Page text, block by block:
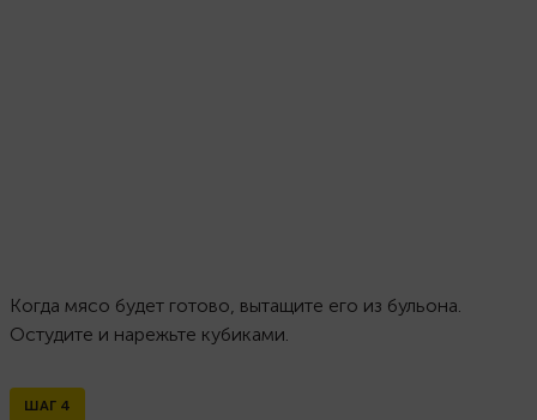
Когда мясо будет готово, вытащите его из бульона.
Остудите и нарежьте кубиками.
ШАГ 4